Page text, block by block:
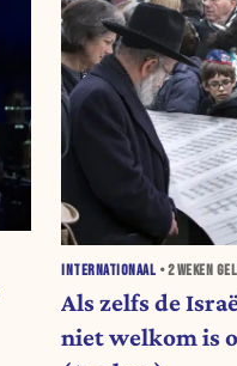
INTERNATIONAAL •2 WEKEN
Als zelfs de
niet welkom is